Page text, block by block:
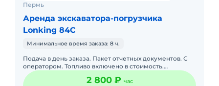
Пермь
Аренда экскаватора-погрузчика
Lonking 84C
Минимальное время заказа: 8 ч.
Подача в день заказа. Пакет отчетных документов. С
оператором. Топливо включено в стоимость.
Долгосрочная аренда. Краткосрочная аренда.
Доставка силами заказчик
2 800 ₽ час